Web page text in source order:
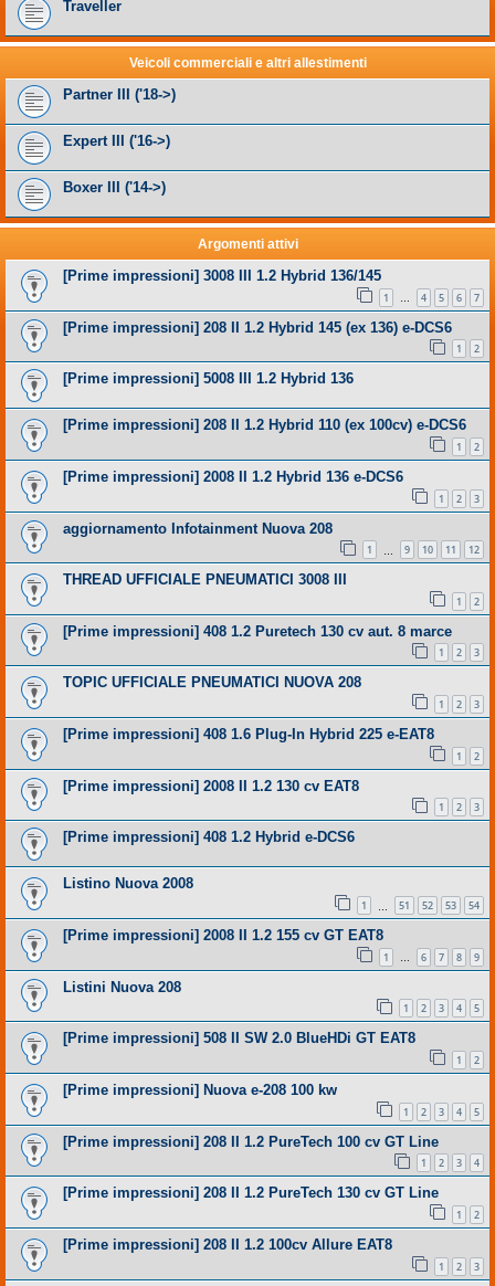
Traveller
Veicoli commerciali e altri allestimenti
Partner III ('18->)
Expert III ('16->)
Boxer III ('14->)
Argomenti attivi
[Prime impressioni] 3008 III 1.2 Hybrid 136/145
1 … 4 5 6 7
[Prime impressioni] 208 II 1.2 Hybrid 145 (ex 136) e-DCS6
1 2
[Prime impressioni] 5008 III 1.2 Hybrid 136
[Prime impressioni] 208 II 1.2 Hybrid 110 (ex 100cv) e-DCS6
1 2
[Prime impressioni] 2008 II 1.2 Hybrid 136 e-DCS6
1 2 3
aggiornamento Infotainment Nuova 208
1 9 10 11 12
THREAD UFFICIALE PNEUMATICI 3008 III
1 2
[Prime impressioni] 408 1.2 Puretech 130 cv aut. 8 marce
1 2 3
TOPIC UFFICIALE PNEUMATICI NUOVA 208
1 2 3
[Prime impressioni] 408 1.6 Plug-In Hybrid 225 e-EAT8
1 2
[Prime impressioni] 2008 II 1.2 130 cv EAT8
1 2 3
[Prime impressioni] 408 1.2 Hybrid e-DCS6
Listino Nuova 2008
1 51 52 53 54
[Prime impressioni] 2008 II 1.2 155 cv GT EAT8
1 … 6 7 8 9
Listini Nuova 208
1 2 3 4 5
[Prime impressioni] 508 II SW 2.0 BlueHDi GT EAT8
1 2
[Prime impressioni] Nuova e-208 100 kw
1 2 3 4 5
[Prime impressioni] 208 II 1.2 PureTech 100 cv GT Line
1 2 3 4
[Prime impressioni] 208 II 1.2 PureTech 130 cv GT Line
1 2
[Prime impressioni] 208 II 1.2 100cv Allure EAT8
1 2 3